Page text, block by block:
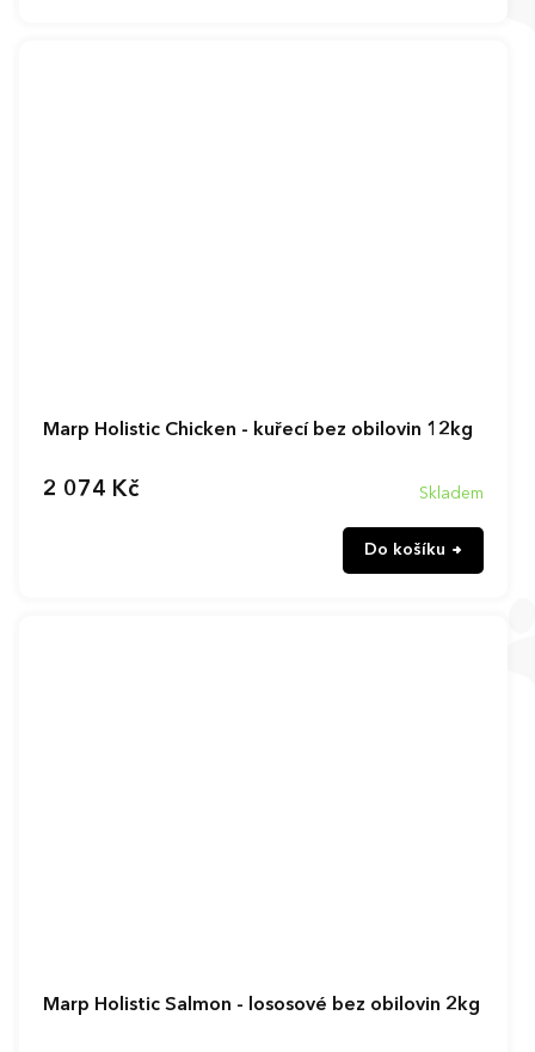
Marp Holistic Chicken - kuřecí bez obilovin 12kg
Skladem
2 074 Kč
Do košíku
Marp Holistic Salmon - lososové bez obilovin 2kg